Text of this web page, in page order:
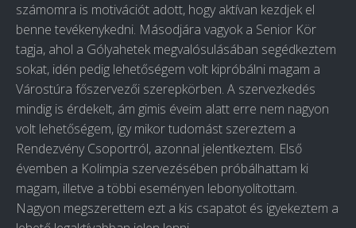
számomra is motivációt adott, hogy aktívan kezdjek el
benne tevékenykedni. Másodjára vagyok a Senior Kör
tagja, ahol a Gólyahetek megvalósulásában segédkeztem
sokat, idén pedig lehetőségem volt kipróbálni magam a
Várostúra főszervezői szerepkörben. A szervezkedés
mindig is érdekelt, ám gimis éveim alatt erre nem nagyon
volt lehetőségem, így mikor tudomást szereztem a
Rendezvény Csoportról, azonnal jelentkeztem. Első
évemben a Kolimpia szervezésében próbálhattam ki
magam, illetve a többi eseményen lebonyolítottam.
Nagyon megszerettem ezt a kis csapatot és igyekeztem a